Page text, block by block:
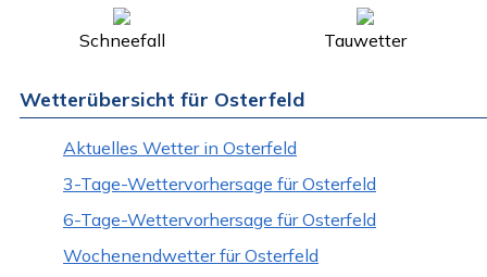
Schneefall Tauwetter
Wetterübersicht für Osterfeld
Aktuelles Wetter in Osterfeld
3-Tage-Wettervorhersage für Osterfeld
6-Tage-Wettervorhersage für Osterfeld
Wochenendwetter für Osterfeld